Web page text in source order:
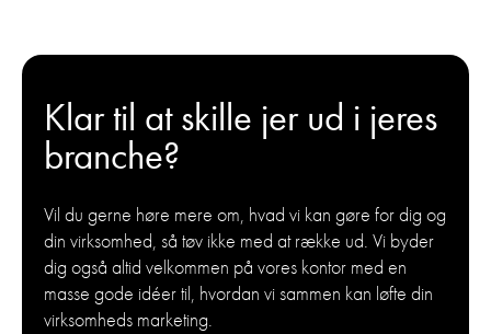
Klar til at skille jer ud i jeres
branche?
Vil du gerne høre mere om, hvad vi kan gøre for dig og
din virksomhed, så tøv ikke med at række ud. Vi byder
dig også altid velkommen på vores kontor med en
masse gode idéer til, hvordan vi sammen kan løfte din
virksomheds marketing.